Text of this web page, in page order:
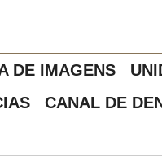
DE IMAGENS
CANAL DE